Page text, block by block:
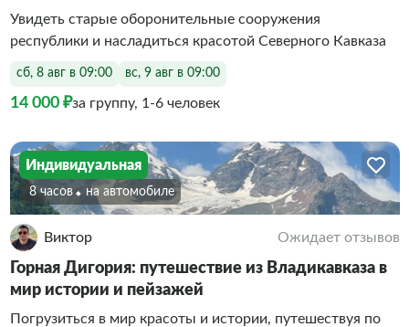
Увидеть старые оборонительные сооружения
республики и насладиться красотой Северного Кавказа
сб, 8 авг в 09:00 вс, 9 авг в 09:00
14 000 ₽за группу, 1-6 человек
Индивидуальная
8 часов На автомобиле
Виктор Ожидает отзывов
Горная Дигория: путешествие из Владикавказа в
мир истории и пейзажей
Погрузиться в мир красоты и истории, путешествуя по